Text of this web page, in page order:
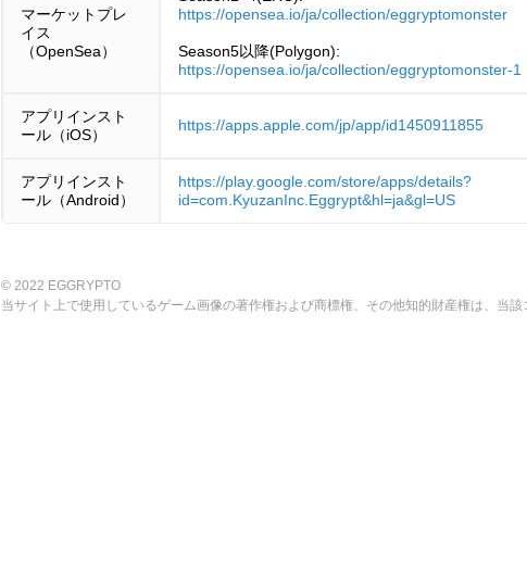
マーケットプレ
イス
（OpenSea）
https://opensea.io/ja/collection/eggryptomonster
Season5以降(Polygon):
https://opensea.io/ja/collection/eggryptomonster-1
アプリインスト
ール（iOS）
https://apps.apple.com/jp/app/id1450911855
アプリインスト
ール（Android）
https://play.google.com/store/apps/details?
id=com.KyuzanInc.Eggrypt&hl=ja&gl=US
© 2022 EGGRYPTO
当サイト上で使用しているゲーム画像の著作権および商標権、その他知的財産権は、当該